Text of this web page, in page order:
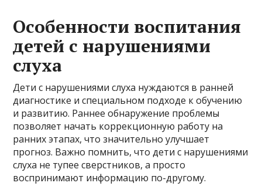
Особенности воспитания
детей с нарушениями
слуха
Дети с нарушениями слуха нуждаются в ранней
диагностике и специальном подходе к обучению
и развитию. Раннее обнаружение проблемы
позволяет начать коррекционную работу на
ранних этапах, что значительно улучшает
прогноз. Важно помнить, что дети с нарушениями
слуха не тупее сверстников, а просто
воспринимают информацию по-другому.